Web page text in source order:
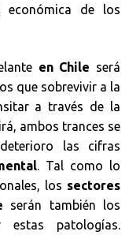
económica de los
en Chile será
que sobrevivir a la
a través de la
ambos trances se
las cifras
. Tal como lo
los sectores
serán también los
estas patologías.